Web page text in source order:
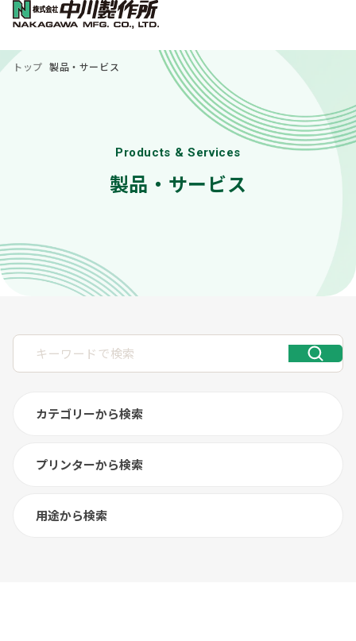
トップ 製品・サービス
Products & Services
製品・サービス
カテゴリーから検索
プリンターから検索
用途から検索